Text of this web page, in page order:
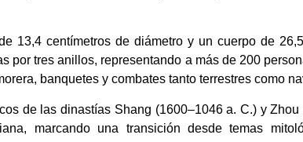
13,4 centímetros de diámetro y un cuerpo de
por tres anillos, representando a más de 200
banquetes y combates tanto terrestres como
de las dinastías Shang (1600–1046 a. C.) y Zhou
marcando una transición desde temas